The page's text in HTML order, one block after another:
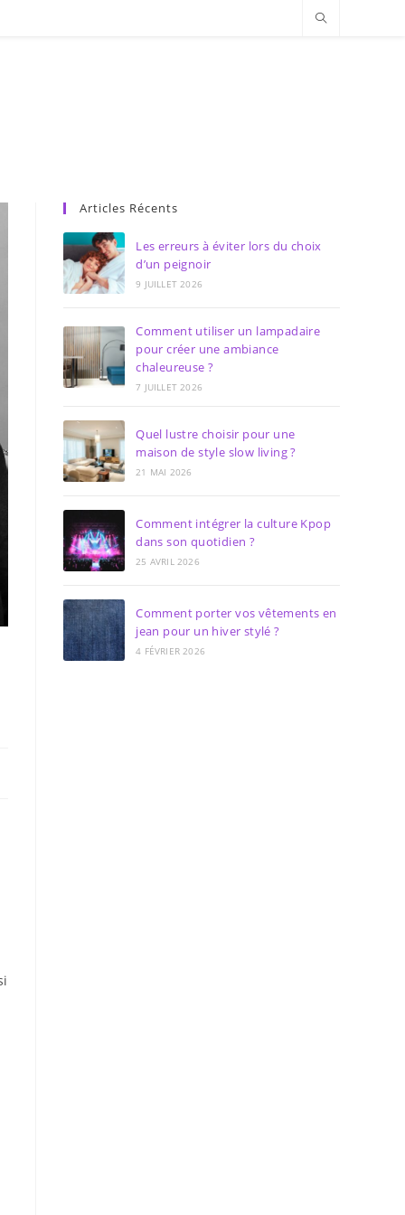
Articles Récents
Les erreurs à éviter lors du choix
d’un peignoir
9 JUILLET 2026
Comment utiliser un lampadaire
pour créer une ambiance
chaleureuse ?
7 JUILLET 2026
Quel lustre choisir pour une
maison de style slow living ?
21 MAI 2026
Comment intégrer la culture Kpop
dans son quotidien ?
25 AVRIL 2026
Comment porter vos vêtements en
jean pour un hiver stylé ?
4 FÉVRIER 2026